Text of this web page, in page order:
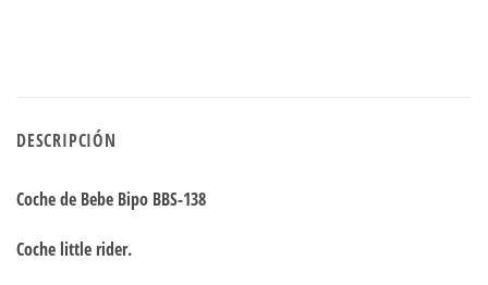
DESCRIPCIÓN
Coche de Bebe Bipo BBS-138
Coche little rider.